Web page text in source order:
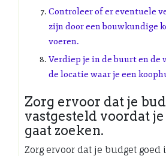
Controleer of er eventuele
zijn door een bouwkundige
voeren.
Verdiep je in de buurt en de
de locatie waar je een
Zorg ervoor dat je
vastgesteld voordat
gaat zoeken.
Zorg ervoor dat je budget goed